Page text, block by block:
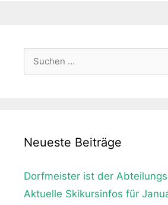
Suche
Neueste Beiträge
Dorfmeister ist der
Aktuelle Skikursinfos für